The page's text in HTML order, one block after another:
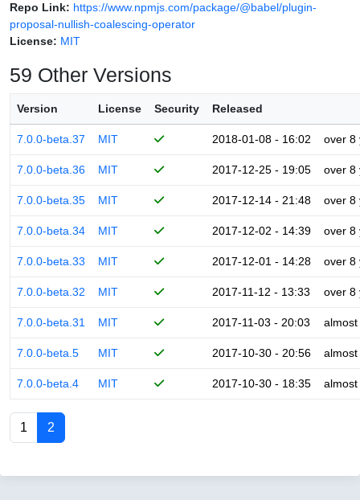
Repo Link: https://www.npmjs.com/package/@babel/plugin-
proposal-nullish-coalescing-operator
License: MIT
59 Other Versions
Version License Security Released
7.0.0-beta.37 MIT 2018-01-08 - 16:02 over 8
7.0.0-beta.36 MIT 2017-12-25 - 19:05 over 8
7.0.0-beta.35 MIT 2017-12-14 - 21:48 over 8
7.0.0-beta.34 MIT 2017-12-02 - 14:39 over 8
7.0.0-beta.33 MIT 2017-12-01 - 14:28 over 8
7.0.0-beta.32 MIT 2017-11-12 - 13:33 over 8
7.0.0-beta.31 MIT 2017-11-03 - 20:03
7.0.0-beta.5 MIT 2017-10-30 - 20:56
7.0.0-beta.4 MIT 2017-10-30 - 18:35
1 2